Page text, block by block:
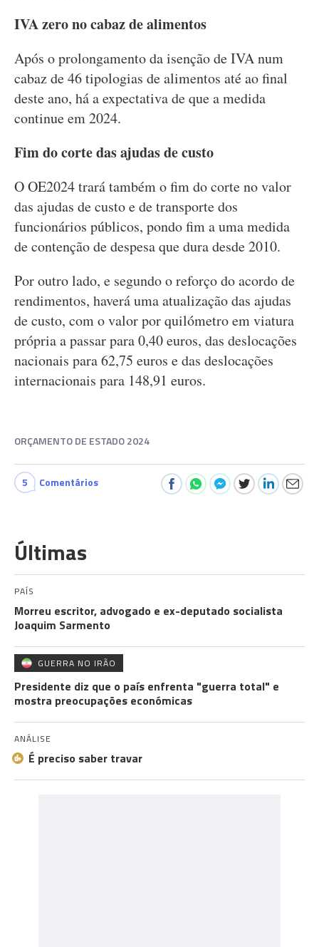
IVA zero no cabaz de alimentos
Após o prolongamento da isenção de IVA num
cabaz de 46 tipologias de alimentos até ao final
deste ano, há a expectativa de que a medida
continue em 2024.
Fim do corte das ajudas de custo
O OE2024 trará também o fim do corte no valor
das ajudas de custo e de transporte dos
funcionários públicos, pondo fim a uma medida
de contenção de despesa que dura desde 2010.
Por outro lado, e segundo o reforço do acordo de
rendimentos, haverá uma atualização das ajudas
de custo, com o valor por quilómetro em viatura
própria a passar para 0,40 euros, das deslocações
nacionais para 62,75 euros e das deslocações
internacionais para 148,91 euros.
ORÇAMENTO DE ESTADO 2024
5 Comentários
Últimas
PAÍS
Morreu escritor, advogado e ex-deputado socialista
Joaquim Sarmento
GUERRA NO IRÃO
Presidente diz que o país enfrenta "guerra total" e
mostra preocupações económicas
ANÁLISE
É preciso saber travar